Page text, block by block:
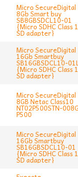
Micro SecureDigital
8Gb Smart buy
SB8GBSDCL10-01
{Micro SDHC Class
SD adapter}
Micro SecureDigital
16Gb Smartbuy
SB16GBSDCL10-
{Micro SDHC Class
SD adapter}
Micro SecureDigital
8GB Netac Class10
NT02P500STN-
P500
Micro SecureDigital
16Gb Smartbuy
SB16GBSDCL10-01
{Micro SDHC Class
SD adapter}